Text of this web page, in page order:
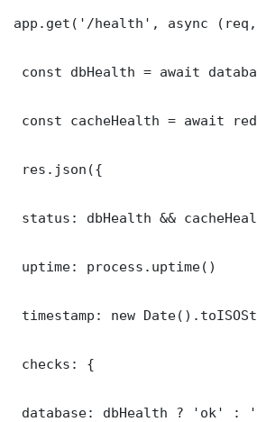
app.get('/health', async
const dbHealth = await
const cacheHealth = await
res.json({
status: dbHealth &&
uptime: process.uptime()
timestamp: new
checks: {
database: dbHealth ? 'ok' :